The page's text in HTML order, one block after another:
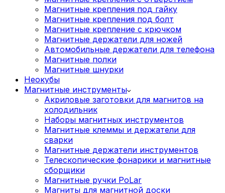
Магнитные крепления под гайку
Магнитные крепления под болт
Магнитные крепление с крючком
Магнитные держатели для ножей
Автомобильные держатели для телефона
Магнитные полки
Магнитные шнурки
Неокубы
Магнитные инструменты
Акриловые заготовки для магнитов на
холодильник
Наборы магнитных инструментов
Магнитные клеммы и держатели для
сварки
Магнитные держатели инструментов
Телескопические фонарики и магнитные
сборщики
Магнитные ручки PoLar
Магниты для магнитной доски